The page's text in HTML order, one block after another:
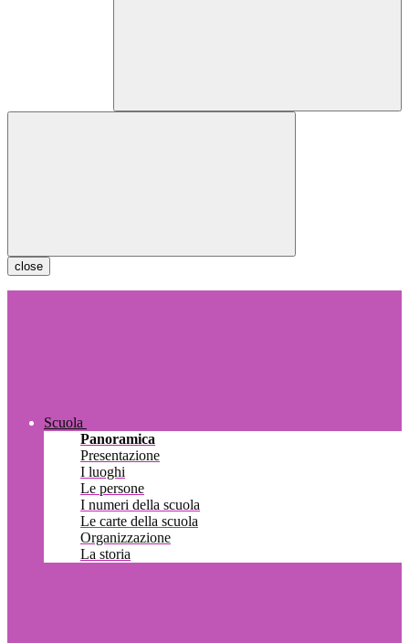
close
Scuola
Panoramica
Presentazione
I luoghi
Le persone
I numeri della scuola
Le carte della scuola
Organizzazione
La storia